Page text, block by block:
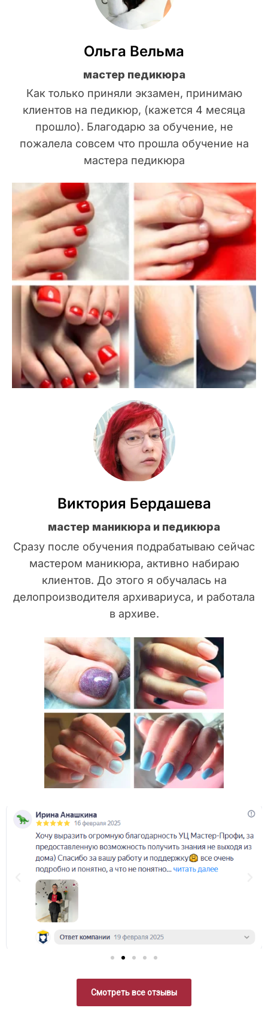
Ольга Вельма
мастер педикюра
Как только приняли экзамен, принимаю
клиентов на педикюр, (кажется 4 месяца
прошло). Благодарю за обучение, не
пожалела совсем что прошла обучение на
мастера педикюра
Виктория Бердашева
мастер маникюра и педикюра
Сразу после обучения подрабатываю сейчас
мастером маникюра, активно набираю
клиентов. До этого я обучалась на
делопроизводителя архивариуса, и работала
в архиве.
Смотреть все отзывы